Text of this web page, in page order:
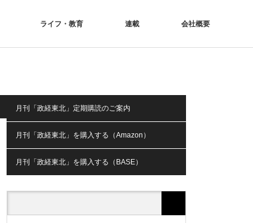
ライフ・教育 連載 会社概要
月刊「政経東北」定期購読のご案内
月刊「政経東北」を購入する（Amazon）
月刊「政経東北」を購入する（BASE）